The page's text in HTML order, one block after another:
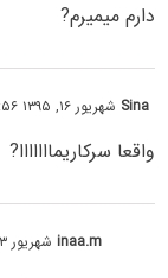
دارم میمیرم?
Sina شهریور ۱۶, ۱۳۹۵ at ۹:۵۶ ق٫ظ
واقعا سرکاریمااااااا?
inaa.mشهریور ۲۳, ۱۳۹۵ at ۱:۴۳ ب٫ظ